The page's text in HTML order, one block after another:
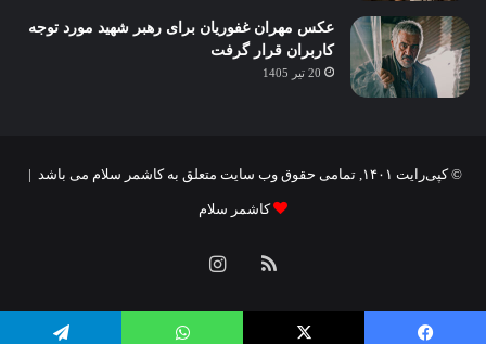
عکس مهران غفوریان برای رهبر شهید مورد توجه
کاربران قرار گرفت
20 تیر 1405
© کپی‌رایت ۱۴۰۱, تمامی حقوق وب سایت متعلق به کاشمر سلام می باشد |
کاشمر سلام
خوراکاینستاگرام